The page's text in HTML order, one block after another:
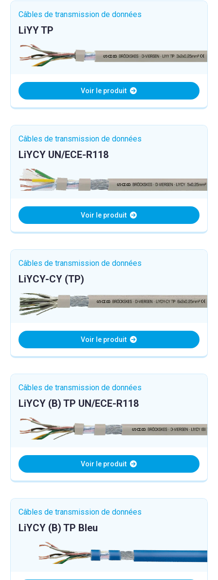
Câbles de transmission de données
LiYY TP
Voir le produit
Câbles de transmission de données
LiYCY UN/ECE-R118
Voir le produit
Câbles de transmission de données
LiYCY-CY (TP)
Voir le produit
Câbles de transmission de données
LiYCY (B) TP UN/ECE-R118
Voir le produit
Câbles de transmission de données
LiYCY (B) TP Bleu